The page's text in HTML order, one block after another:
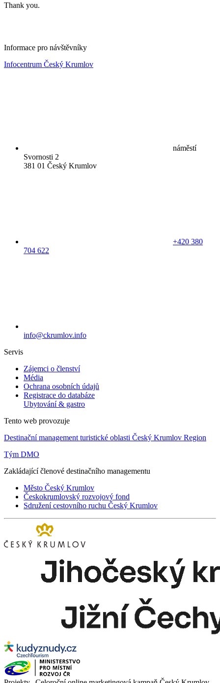
Thank you.
Informace pro návštěvníky
Infocentrum Český Krumlov
náměstí
Svornosti 2
381 01 Český Krumlov
+420 380
704 622
info@ckrumlov.info
Servis
Zájemci o členství
Média
Ochrana osobních údajů
Registrace do databáze
Ubytování & gastro
Tento web provozuje
Destinační management turistické oblasti Český Krumlov Region
Tým DMO
Zakládající členové destinačního managementu
Město Český Krumlov
Českokrumlovský rozvojový fond
Sdružení cestovního ruchu Český Krumlov